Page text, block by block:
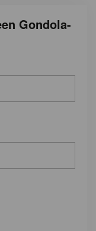
Gondola-